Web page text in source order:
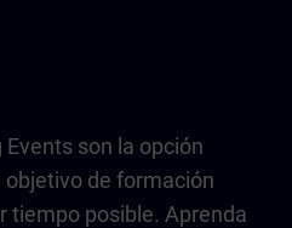
son la opción
objetivo de formación
tiempo posible. Aprenda